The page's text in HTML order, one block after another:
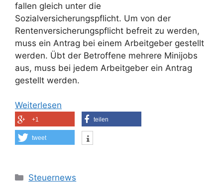
fallen gleich unter die
Sozialversicherungspflicht. Um von der
Rentenversicherungspflicht befreit zu werden,
muss ein Antrag bei einem Arbeitgeber gestellt
werden. Übt der Betroffene mehrere Minijobs
aus, muss bei jedem Arbeitgeber ein Antrag
gestellt werden.
Weiterlesen
+1 teilen
tweet
Kategorien
Steuernews